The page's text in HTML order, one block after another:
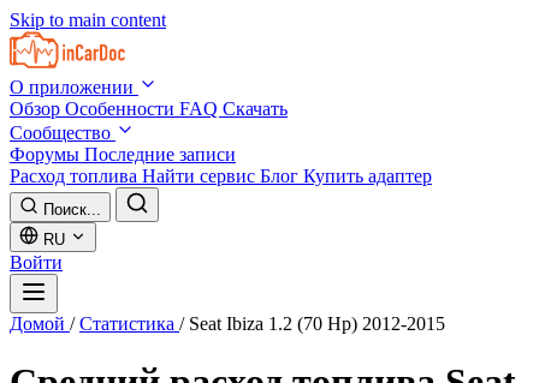
Skip to main content
О приложении
Обзор Особенности FAQ Скачать
Сообщество
Форумы Последние записи
Расход топлива Найти сервис Блог Купить адаптер
Поиск...
RU
Войти
Домой / Статистика / Seat Ibiza 1.2 (70 Hp) 2012-2015